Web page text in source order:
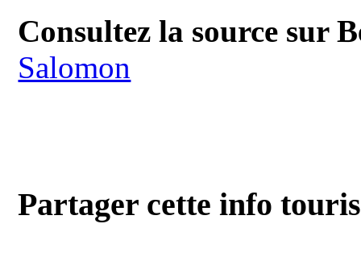
Consultez la source sur
Salomon
Partager cette info